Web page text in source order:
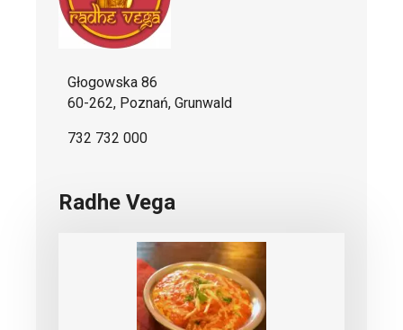
Głogowska 86
60-262, Poznań, Grunwald
732 732 000
Radhe Vega